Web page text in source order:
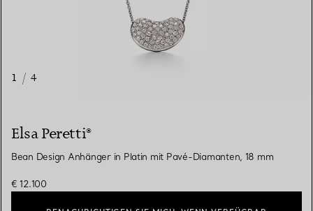
1 / 4
Elsa Peretti®
Bean Design Anhänger in Platin mit Pavé-Diamanten, 18 mm
€ 12.100